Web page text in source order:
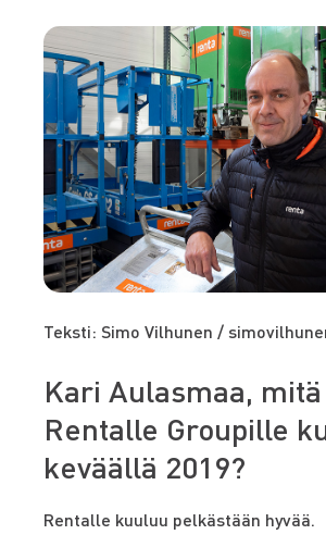
Teksti: Simo Vilhunen /
Kari Aulasmaa, mitä
Rentalle Groupille
keväällä 2019?
Rentalle kuuluu pelkästään hyvää.